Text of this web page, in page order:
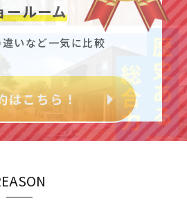
ールーム
いなど一気に比較